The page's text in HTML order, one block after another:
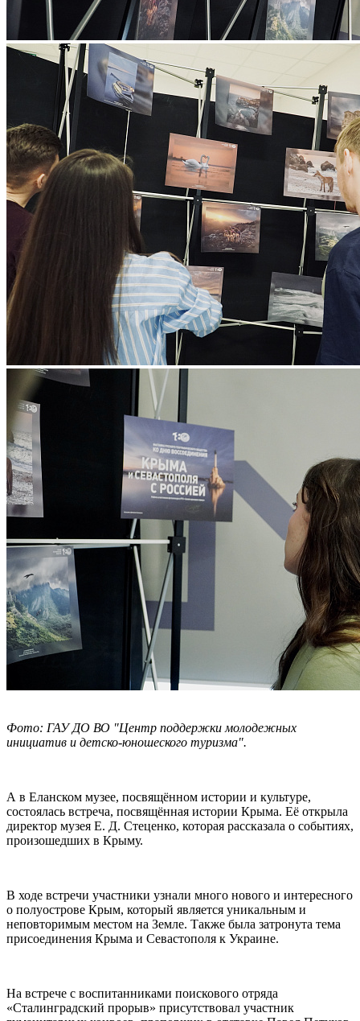
Фото: ГАУ ДО ВО "Центр поддержки молодежных
инициатив и детско-юношеского туризма".
А в Еланском музее, посвящённом истории и культуре,
состоялась встреча, посвящённая истории Крыма. Её открыла
директор музея Е. Д. Стеценко, которая рассказала о событиях,
произошедших в Крыму.
В ходе встречи участники узнали много нового и интересного
о полуострове Крым, который является уникальным и
неповторимым местом на Земле. Также была затронута тема
присоединения Крыма и Севастополя к Украине.
На встрече с воспитанниками поискового отряда
«Сталинградский прорыв» присутствовал участник